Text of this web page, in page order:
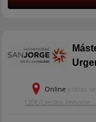
Online y otras
120€/Crédito. Importe ...